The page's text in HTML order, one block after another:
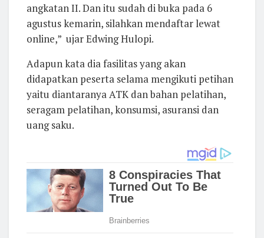
angkatan II. Dan itu sudah di buka pada 6
agustus kemarin, silahkan mendaftar lewat
online,” ujar Edwing Hulopi.
Adapun kata dia fasilitas yang akan
didapatkan peserta selama mengikuti petihan
yaitu diantaranya ATK dan bahan pelatihan,
seragam pelatihan, konsumsi, asuransi dan
uang saku.